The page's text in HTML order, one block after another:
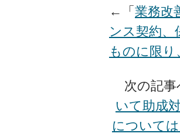
←「 業務改
ンス契約、
ものに限
次の記事
いて助成
について